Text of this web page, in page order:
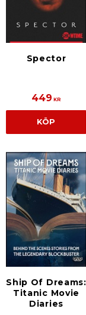
Spector
449 KR
KÖP
Ship Of Dreams:
Titanic Movie
Diaries